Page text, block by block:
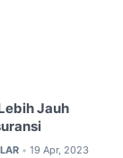
Jauh
• 19 Apr, 2023